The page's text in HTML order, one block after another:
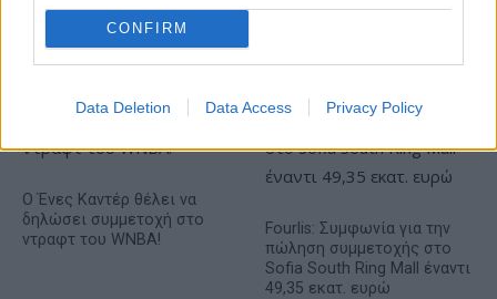
CONFIRM
Data Deletion Data Access Privacy Policy
Έχασαν μέσα από τα χέρια τους την πρόκριση στους «4» οι
Νεάνιδες, ήττα 66-74 από τη Λιθουανία στην παράταση
Ο Ένες Καντέρ θέλει να
δηλώσει συμμετοχή στο
ντραφτ του WNBA!
Fourlis: Συμφωνία για την
πώληση συμμετοχής στο
Sofia South Ring Mall έναντι
49,35 εκατ. ευρώ